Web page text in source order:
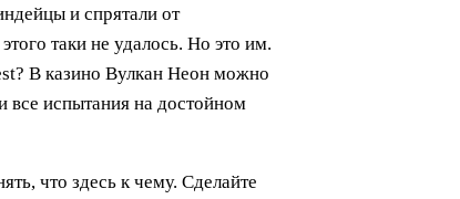
и спрятали от
таки не удалось. Но это им.
В казино Вулкан Неон можно
все испытания на достойном
что здесь к чему. Сделайте